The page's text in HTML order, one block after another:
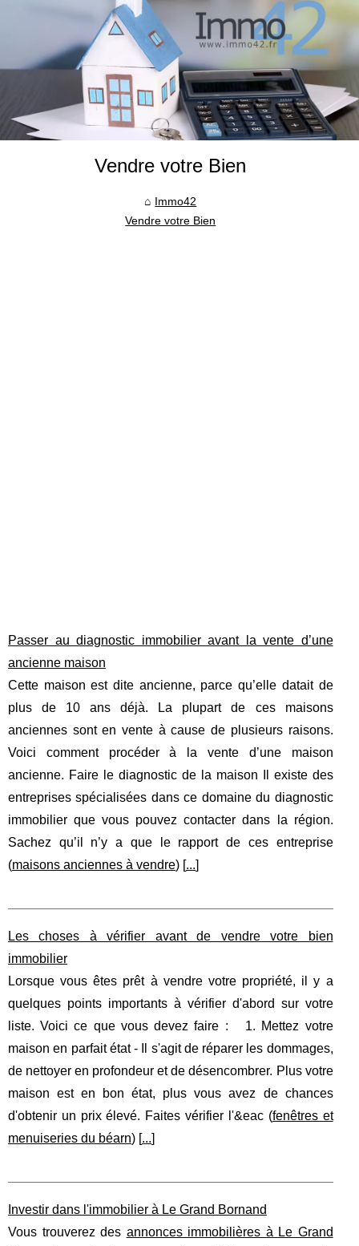
Vendre votre Bien
Immo42
Vendre votre Bien
Passer au diagnostic immobilier avant la vente d’une
ancienne maison
Cette maison est dite ancienne, parce qu’elle datait de
plus de 10 ans déjà. La plupart de ces maisons
anciennes sont en vente à cause de plusieurs raisons.
Voici comment procéder à la vente d’une maison
ancienne. Faire le diagnostic de la maison Il existe des
entreprises spécialisées dans ce domaine du diagnostic
immobilier que vous pouvez contacter dans la région.
Sachez qu’il n’y a que le rapport de ces entreprise
(maisons anciennes à vendre) [...]
Les choses à vérifier avant de vendre votre bien
immobilier
Lorsque vous êtes prêt à vendre votre propriété, il y a
quelques points importants à vérifier d'abord sur votre
liste. Voici ce que vous devez faire : 1. Mettez votre
maison en parfait état - Il s'agit de réparer les dommages,
de nettoyer en profondeur et de désencombrer. Plus votre
maison est en bon état, plus vous avez de chances
d'obtenir un prix élevé. Faites vérifier l'&eac (fenêtres et
menuiseries du béarn) [...]
Investir dans l'immobilier à Le Grand Bornand
Vous trouverez des annonces immobilières à Le Grand